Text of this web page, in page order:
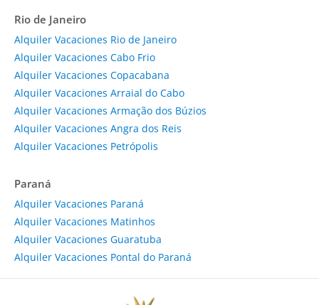
Rio de Janeiro
Alquiler Vacaciones Rio de Janeiro
Alquiler Vacaciones Cabo Frio
Alquiler Vacaciones Copacabana
Alquiler Vacaciones Arraial do Cabo
Alquiler Vacaciones Armação dos Búzios
Alquiler Vacaciones Angra dos Reis
Alquiler Vacaciones Petrópolis
Paraná
Alquiler Vacaciones Paraná
Alquiler Vacaciones Matinhos
Alquiler Vacaciones Guaratuba
Alquiler Vacaciones Pontal do Paraná